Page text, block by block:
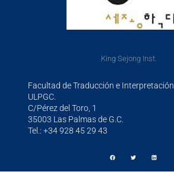
King Sejong Inst.
Facultad de Traducción e Interpretación
ULPGC.
C/Pérez del Toro, 1
35003 Las Palmas de G.C.
Tel.: +34 928 45 29 43